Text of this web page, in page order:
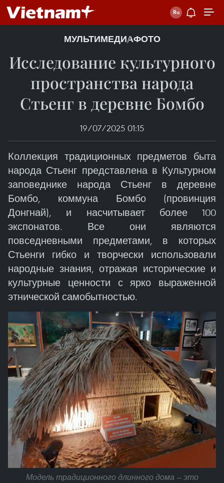
МУЛЬТИМЕДИАФОТО
Исследование культурного
пространства народа
Стьенг в деревне Бомбо
19/07/2025 01:15
Коллекция традиционных предметов быта
народа Стьенг представлена в Культурном
заповеднике народа Стьенг в деревне
Бомбо, коммуна Бомбо (провинция
Донгнай), и насчитывает более 100
экспонатов. Все они являются
повседневными предметами, в которых
Стьенги гибко и творчески использовали
народные знания, отражая исторические и
культурные ценности с ярко выраженной
этнической самобытностью.
Модель традиционного длинного дома — это